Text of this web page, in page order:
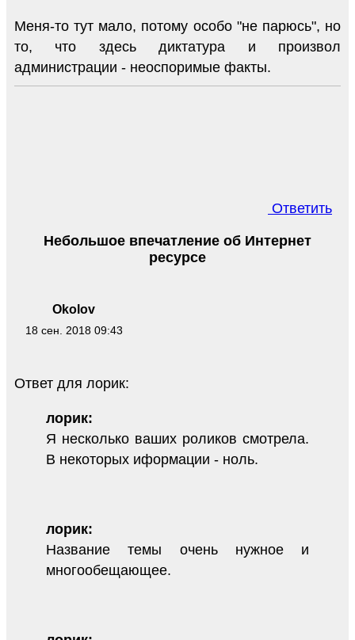
Меня-то тут мало, потому особо "не парюсь", но
то, что здесь диктатура и произвол
администрации - неоспоримые факты.
Ответить
Okolov
18 сен. 2018 09:43
Небольшое впечатление об Интернет
ресурсе
Ответ для лорик:
лорик:
Я несколько ваших роликов смотрела.
В некоторых иформации - ноль.
лорик:
Название темы очень нужное и
многообещающее.